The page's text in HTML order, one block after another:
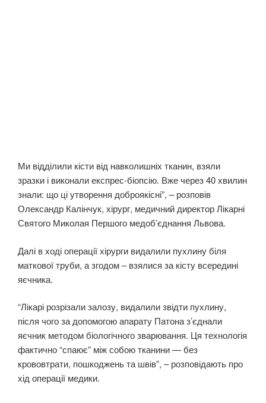
Ми відділили кісти від навколишніх тканин, взяли
зразки і виконали експрес-біопсію. Вже через 40 хвилин
знали: що ці утворення доброякісні”, – розповів
Олександр Калінчук, хірург, медичний директор Лікарні
Святого Миколая Першого медоб’єднання Львова.
Далі в ході операції хірурги видалили пухлину біля
маткової труби, а згодом – взялися за кісту всередині
яєчника.
“Лікарі розрізали залозу, видалили звідти пухлину,
після чого за допомогою апарату Патона з’єднали
яєчник методом біологічного зварювання. Ця технологія
фактично “спаює” між собою тканини — без
крововтрати, пошкоджень та швів”, – розповідають про
хід операції медики.